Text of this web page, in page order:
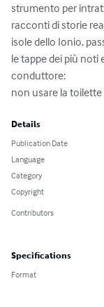
strumento per
racconti di storie
isole dello Ionio,
le tappe dei più noti
conduttore:
non usare la toilette
Details
Publication Date
Language
Category
Copyright
Contributors
Specifications
Format